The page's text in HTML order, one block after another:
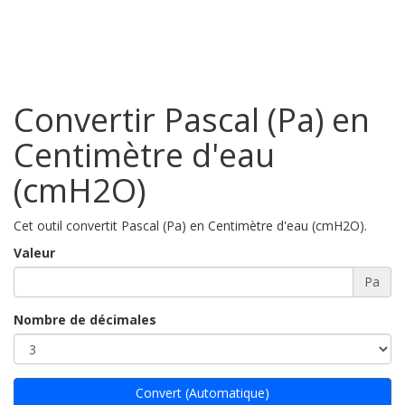
Convertir Pascal (Pa) en
Centimètre d'eau
(cmH2O)
Cet outil convertit Pascal (Pa) en Centimètre d'eau (cmH2O).
Valeur
Pa
Nombre de décimales
Convert (Automatique)